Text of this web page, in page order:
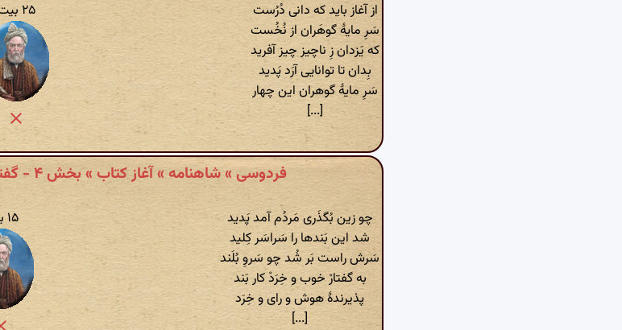
از آغاز باید که دانی دُرُست
سَرِ مایهٔ گوهَران از نُخُست
که یَزدان زِ ناچیز چیز آفرید
بِدان تا توانایی آرَد پَدید
سَرِ مایهٔ گوهران این چهار
[...]
۲۵ بیت
فردوسی » شاهنامه » آغاز کتاب » بخش ۴ - گفتار اَندر آفرینشِ مَردُم
چو زین بُگذَری مَردُم آمد پَدید
شد این بَندها را سَراسَر کِلید
سَرش راست بَر شُد چو سَروِ بُلَند
به گفتارْ خوب و خِرَدْ کار بَند
پذیرندهٔ هوش و رای و خِرَد
[...]
۱۵ بیت